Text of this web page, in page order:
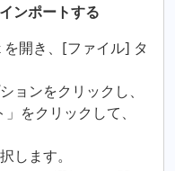
ンポートする
開き、[ファイル] タ
ョンをクリックし、
をクリックして、
します。